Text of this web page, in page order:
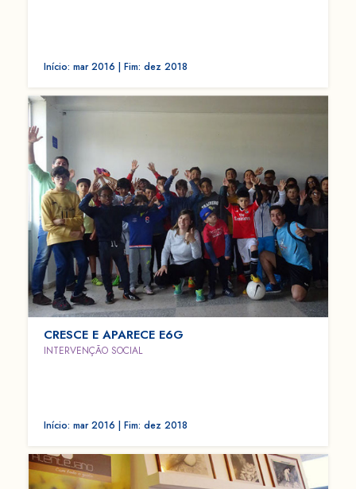
Início: mar 2016 | Fim: dez 2018
CRESCE E APARECE E6G
INTERVENÇÃO SOCIAL
Início: mar 2016 | Fim: dez 2018